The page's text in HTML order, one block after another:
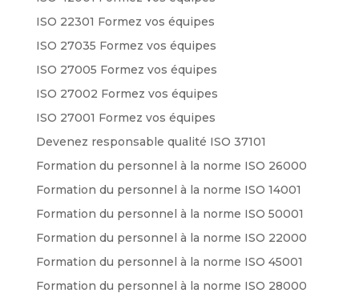
ISO 22301 Formez vos équipes
ISO 27035 Formez vos équipes
ISO 27005 Formez vos équipes
ISO 27002 Formez vos équipes
ISO 27001 Formez vos équipes
Devenez responsable qualité ISO 37101
Formation du personnel à la norme ISO 26000
Formation du personnel à la norme ISO 14001
Formation du personnel à la norme ISO 50001
Formation du personnel à la norme ISO 22000
Formation du personnel à la norme ISO 45001
Formation du personnel à la norme ISO 28000